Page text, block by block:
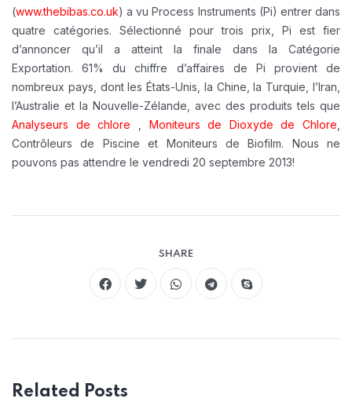
(www.thebibas.co.uk) a vu Process Instruments (Pi) entrer dans
quatre catégories. Sélectionné pour trois prix, Pi est fier
d’annoncer qu’il a atteint la finale dans la Catégorie
Exportation. 61% du chiffre d’affaires de Pi provient de
nombreux pays, dont les États-Unis, la Chine, la Turquie, l’Iran,
l’Australie et la Nouvelle-Zélande, avec des produits tels que
Analyseurs de chlore
Moniteurs de Dioxyde de Chlore
Contrôleurs de Piscine et Moniteurs de Biofilm. Nous ne
pouvons pas attendre le vendredi 20 septembre 2013!
SHARE
Related Posts